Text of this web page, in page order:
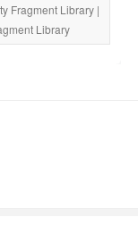
Fragment Library
Library